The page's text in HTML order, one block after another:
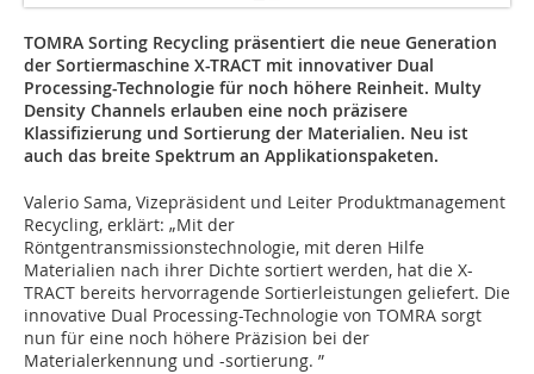
TOMRA Sorting Recycling präsentiert die neue Generation
der Sortiermaschine X-TRACT mit innovativer Dual
Processing-Technologie für noch höhere Reinheit. Multy
Density Channels erlauben eine noch präzisere
Klassifizierung und Sortierung der Materialien. Neu ist
auch das breite Spektrum an Applikationspaketen.
Valerio Sama, Vizepräsident und Leiter Produktmanagement
Recycling, erklärt: „Mit der
Röntgentransmissionstechnologie, mit deren Hilfe
Materialien nach ihrer Dichte sortiert werden, hat die X-
TRACT bereits hervorragende Sortierleistungen geliefert. Die
innovative Dual Processing-Technologie von TOMRA sorgt
nun für eine noch höhere Präzision bei der
Materialerkennung und -sortierung. ”